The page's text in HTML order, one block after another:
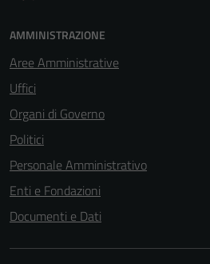
AMMINISTRAZIONE
Aree Amministrative
Uffici
Organi di Governo
Politici
Personale Amministrativo
Enti e Fondazioni
Documenti e Dati